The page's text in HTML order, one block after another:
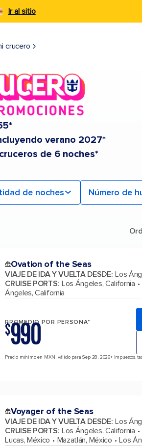
Ir al sitio
crucero
verano 2027*
de 6 noches*
de noches Número de
Ovation of the Seas
VIAJE DE IDA Y VUELTA DESDE: Los
CRUISE PORTS: Los Ángeles, California
Ángeles, California
PROMEDIO POR PERSONA*
$990
Precio mínimo en MXN, válido para Sep 28, 2026+ Impuestos,
Voyager of the Seas
VIAJE DE IDA Y VUELTA DESDE: Los
CRUISE PORTS: Los Ángeles, California
Lucas, México
Mazatlán, México Los